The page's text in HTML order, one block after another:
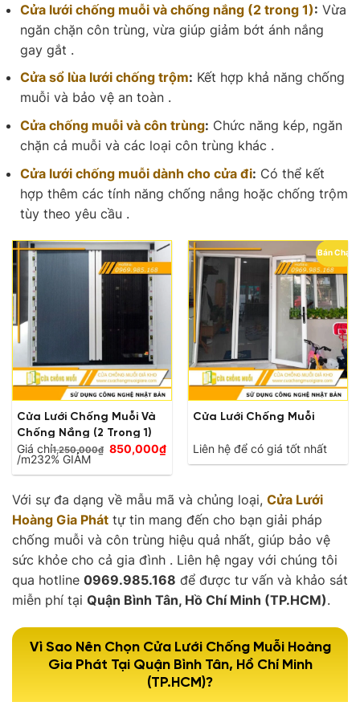
Cửa lưới chống muỗi và chống nắng (2 trong 1): Vừa
ngăn chặn côn trùng, vừa giúp giảm bớt ánh nắng
gay gắt .
Cửa sổ lùa lưới chống trộm: Kết hợp khả năng chống
muỗi và bảo vệ an toàn .
Cửa chống muỗi và côn trùng: Chức năng kép, ngăn
chặn cả muỗi và các loại côn trùng khác .
Cửa lưới chống muỗi dành cho cửa đi: Có thể kết
hợp thêm các tính năng chống nắng hoặc chống trộm
tùy theo yêu cầu .
Cửa Lưới Chống Muỗi Và
Chống Nắng (2 Trong 1)
Giá chỉ1,250,000₫ Giá
1,250,000₫.
850,000₫
Giá
hiện
tại
850,000₫.
/m232% GIẢM
Bán Chạy
Cửa Lưới Chống Muỗi
Liên hệ để có giá tốt nhất
Với sự đa dạng về mẫu mã và chủng loại, Cửa Lưới
Hoàng Gia Phát tự tin mang đến cho bạn giải pháp
chống muỗi và côn trùng hiệu quả nhất, giúp bảo vệ
sức khỏe cho cả gia đình . Liên hệ ngay với chúng tôi
qua hotline 0969.985.168 để được tư vấn và khảo sát
miễn phí tại Quận Bình Tân, Hồ Chí Minh (TP.HCM).
Vì Sao Nên Chọn Cửa Lưới Chống Muỗi Hoàng
Gia Phát Tại Quận Bình Tân, Hồ Chí Minh
(TP.HCM)?